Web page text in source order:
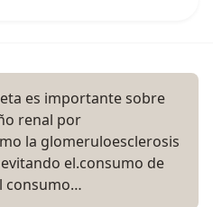
es importante sobre
renal por
la glomeruloesclerosis
el.consumo de
consumo…